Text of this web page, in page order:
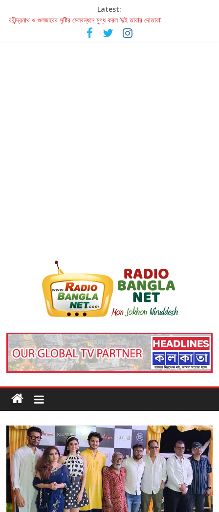
Latest:
রবীন্দ্রনাথ ও গুলজারের সৃষ্টির মেলবন্ধনে মুগ্ধ করল ‘দুই তারার দোতারা’
কলের গান থেকে রীলস্ — বাঙালির গান শোনার বিবর্তনের গল্প
জগন্নাথমঙ্গলম্ — বাংলায় প্রথমবার মঞ্চে এবার রথযাত্রার উদযাপন